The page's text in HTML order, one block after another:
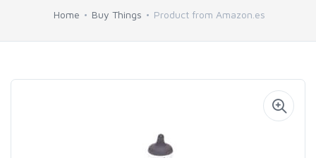
Home Buy Things Product from Amazon.es